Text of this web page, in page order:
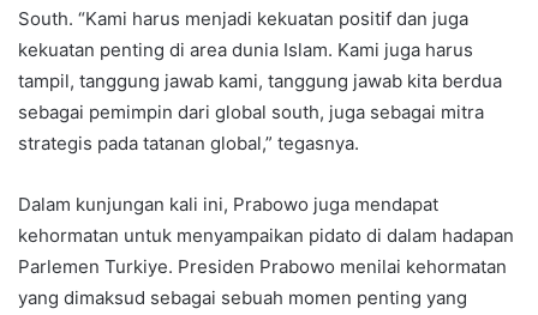
South. “Kami harus menjadi kekuatan positif dan juga
kekuatan penting di area dunia Islam. Kami juga harus
tampil, tanggung jawab kami, tanggung jawab kita berdua
sebagai pemimpin dari global south, juga sebagai mitra
strategis pada tatanan global,” tegasnya.
Dalam kunjungan kali ini, Prabowo juga mendapat
kehormatan untuk menyampaikan pidato di dalam hadapan
Parlemen Turkiye. Presiden Prabowo menilai kehormatan
yang dimaksud sebagai sebuah momen penting yang